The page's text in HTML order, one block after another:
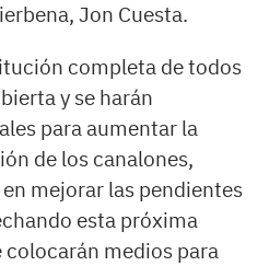
Jon Cuesta.
completa de todos
y se harán
para aumentar la
de los canalones,
mejorar las pendientes
esta próxima
colocarán medios para